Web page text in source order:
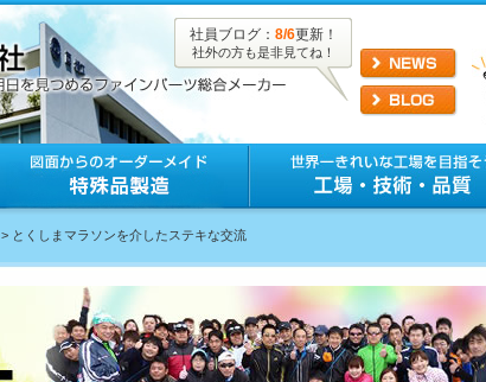
社員ブログ： 8/6更新！
社外の方も是非見てね！
> とくしまマラソンを介したステキな交流